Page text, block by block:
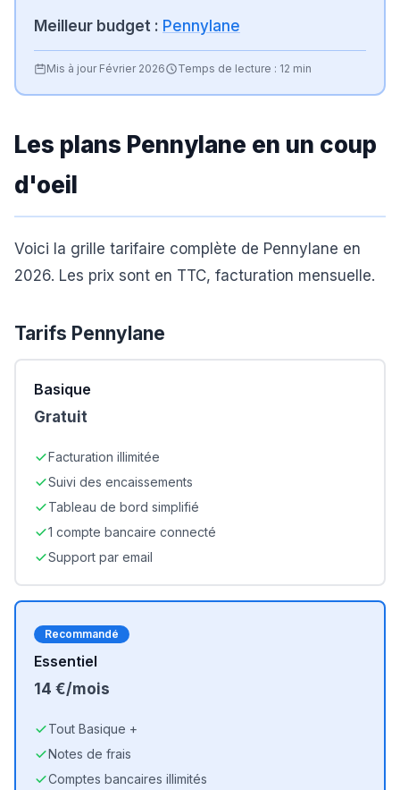
Meilleur budget : Pennylane
Mis à jour Février 2026 Temps de lecture : 12 min
Les plans Pennylane en un coup
d'oeil
Voici la grille tarifaire complète de Pennylane en
2026. Les prix sont en TTC, facturation mensuelle.
Tarifs Pennylane
Basique
Gratuit
Facturation illimitée
Suivi des encaissements
Tableau de bord simplifié
1 compte bancaire connecté
Support par email
Recommandé
Essentiel
14 €/mois
Tout Basique +
Notes de frais
Comptes bancaires illimités